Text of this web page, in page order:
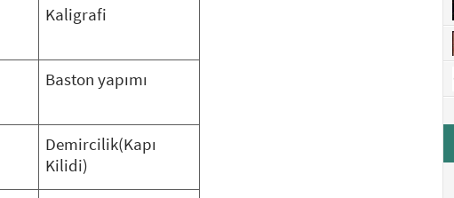
Kaligrafi
Baston yapımı
Demircilik(Kapı
Kilidi)